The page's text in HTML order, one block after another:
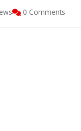
0 Comments